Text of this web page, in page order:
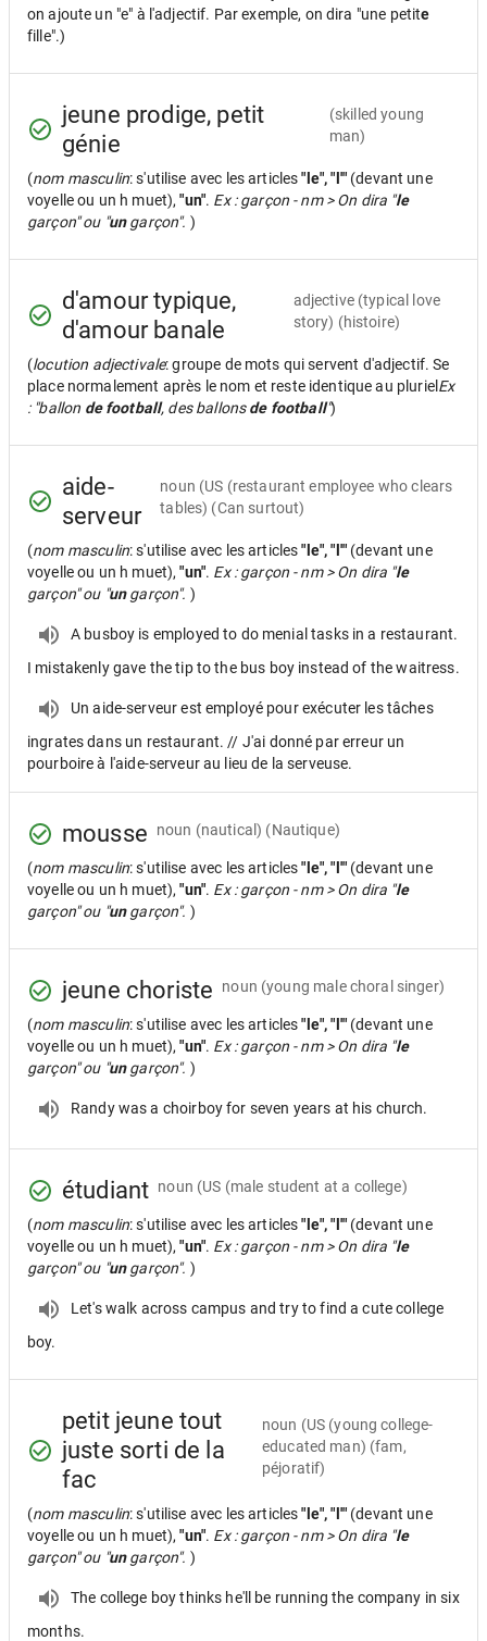
on ajoute un "e" à l'adjectif. Par exemple, on dira "une petite
fille".)
jeune prodige, petit
génie
(skilled young
man)
(nom masculin: s'utilise avec les articles"le", "l'" (devant une
voyelle ou un h muet),"un". Ex : garçon - nm > On dira "le
garçon" ou "ungarçon". )
d'amour typique,
d'amour banale
adjective (typical love
story) (histoire)
(locution adjectivale: groupe de mots qui servent d'adjectif. Se
place normalement après le nom et reste identique au pluriel Ex
: "ballon de football, des ballonsde football")
aide-
serveur
noun (US (restaurant employee who clears
tables) (Can surtout)
(nom masculin: s'utilise avec les articles"le", "l'" (devant une
voyelle ou un h muet),"un". Ex : garçon - nm > On dira "le
garçon" ou "ungarçon". )
A busboy is employed to do menial tasks in a restaurant.
I mistakenly gave the tip to the bus boy instead of the waitress.
Un aide-serveur est employé pour exécuter les tâches
ingrates dans un restaurant. // J'ai donné par erreur un
pourboire à l'aide-serveur au lieu de la serveuse.
mousse noun (nautical) (Nautique)
(nom masculin: s'utilise avec les articles"le", "l'" (devant une
voyelle ou un h muet),"un". Ex : garçon - nm > On dira "le
garçon" ou "ungarçon". )
jeune choriste noun (young male choral singer)
(nom masculin: s'utilise avec les articles"le", "l'" (devant une
voyelle ou un h muet),"un". Ex : garçon - nm > On dira "le
garçon" ou "ungarçon". )
Randy was a choirboy for seven years at his church.
étudiant noun (US (male student at a college)
(nom masculin: s'utilise avec les articles"le", "l'" (devant une
voyelle ou un h muet),"un". Ex : garçon - nm > On dira "le
garçon" ou "ungarçon". )
Let's walk across campus and try to find a cute college
boy.
petit jeune tout
juste sorti de la
fac
noun (US (young college-
educated man) (fam,
péjoratif)
(nom masculin: s'utilise avec les articles"le", "l'" (devant une
voyelle ou un h muet),"un". Ex : garçon - nm > On dira "le
garçon" ou "ungarçon". )
The college boy thinks he'll be running the company in six
months.